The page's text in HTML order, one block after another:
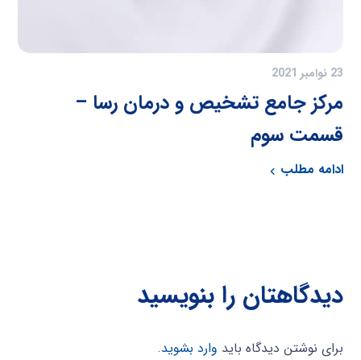
23 نوامبر 2021
مرکز جامع تشخیص و درمان رسا –
قسمت سوم
ادامه مطلب
دیدگاهتان را بنویسید
برای نوشتن دیدگاه باید وارد بشوید.